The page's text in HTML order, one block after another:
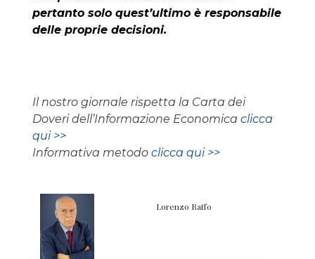
pertanto solo quest’ultimo è responsabile
delle proprie decisioni.
Il nostro giornale rispetta la Carta dei
Doveri dell’Informazione Economica clicca
qui >>
Informativa metodo clicca qui >>
Lorenzo Raffo